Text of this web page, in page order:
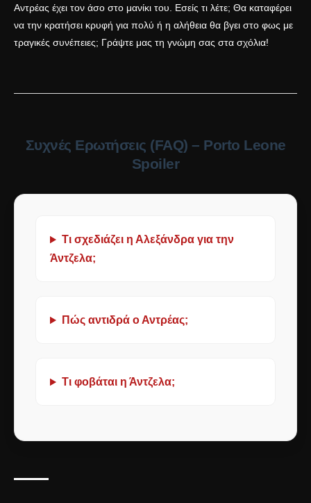
Αντρέας έχει τον άσο στο μανίκι του. Εσείς τι λέτε; Θα καταφέρει
να την κρατήσει κρυφή για πολύ ή η αλήθεια θα βγει στο φως με
τραγικές συνέπειες; Γράψτε μας τη γνώμη σας στα σχόλια!
Συχνές Ερωτήσεις (FAQ) – Porto Leone
Spoiler
Τι σχεδιάζει η Αλεξάνδρα για την
Άντζελα;
Πώς αντιδρά ο Αντρέας;
Τι φοβάται η Άντζελα;